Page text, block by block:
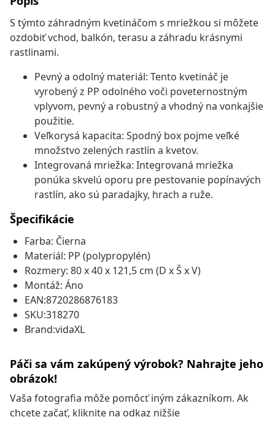
S týmto záhradným kvetináčom s mriežkou si môžete
ozdobiť vchod, balkón, terasu a záhradu krásnymi
rastlinami.
Pevný a odolný materiál: Tento kvetináč je
vyrobený z PP odolného voči poveternostným
vplyvom, pevný a robustný a vhodný na vonkajšie
použitie.
Veľkorysá kapacita: Spodný box pojme veľké
množstvo zelených rastlín a kvetov.
Integrovaná mriežka: Integrovaná mriežka
ponúka skvelú oporu pre pestovanie popínavých
rastlín, ako sú paradajky, hrach a ruže.
Špecifikácie
Farba: Čierna
Materiál: PP (polypropylén)
Rozmery: 80 x 40 x 121,5 cm (D x Š x V)
Montáž: Áno
EAN:8720286876183
SKU:318270
Brand:vidaXL
Páči sa vám zakúpený výrobok? Nahrajte jeho
obrázok!
Vaša fotografia môže pomôcť iným zákazníkom. Ak
chcete začať, kliknite na odkaz nižšie